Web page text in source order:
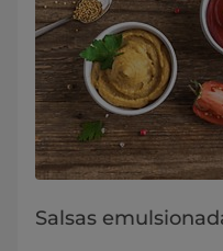
Salsas